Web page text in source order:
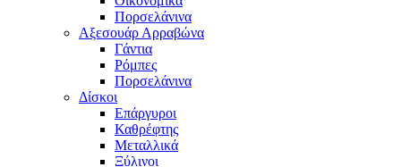
Πορσελάνινα
Αξεσουάρ Αρραβώνα
Γάντια
Ρόμπες
Πορσελάνινα
Δίσκοι
Επάργυροι
Καθρέφτης
Μεταλλικά
Ξύλινοι